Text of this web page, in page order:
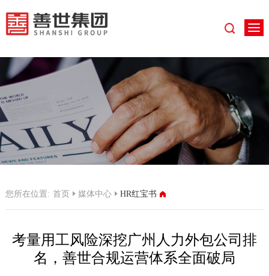
您所在位置: 首页 媒体中心 HR红宝书
考量用工风险深挖广州人力外包公司排
名，善世合规运营体系全面破局